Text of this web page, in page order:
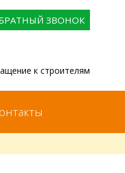
ЗВОНОК
к строителям